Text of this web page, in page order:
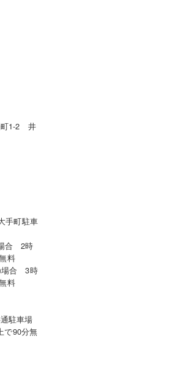
町1-2 井
手町駐車
合 2時
料
場合 3時
料
駐車場
で90分無